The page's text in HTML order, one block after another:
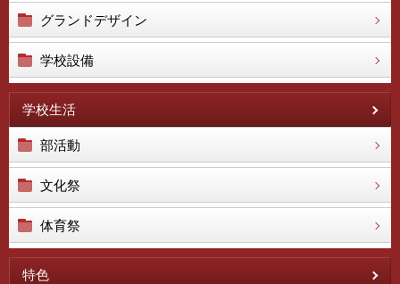
グランドデザイン
学校設備
学校生活
部活動
文化祭
体育祭
特色